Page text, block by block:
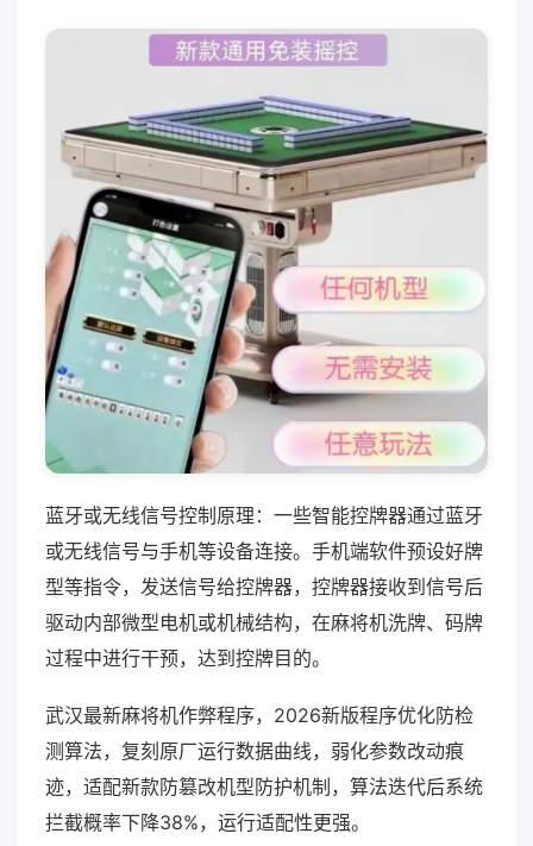
蓝牙或无线信号控制原理：一些智能控牌器通过蓝牙
或无线信号与手机等设备连接。手机端软件预设好牌
型等指令，发送信号给控牌器，控牌器接收到信号后
驱动内部微型电机或机械结构，在麻将机洗牌、码牌
过程中进行干预，达到控牌目的。
武汉最新麻将机作弊程序，2026新版程序优化防检
测算法，复刻原厂运行数据曲线，弱化参数改动痕
迹，适配新款防篡改机型防护机制，算法迭代后系统
拦截概率下降38%，运行适配性更强。